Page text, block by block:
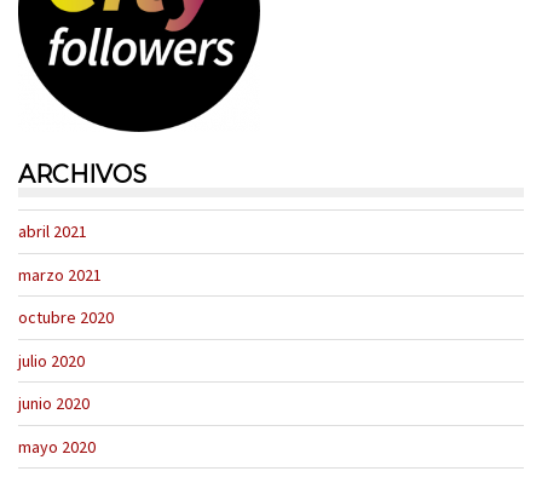
ARCHIVOS
abril 2021
marzo 2021
octubre 2020
julio 2020
junio 2020
mayo 2020